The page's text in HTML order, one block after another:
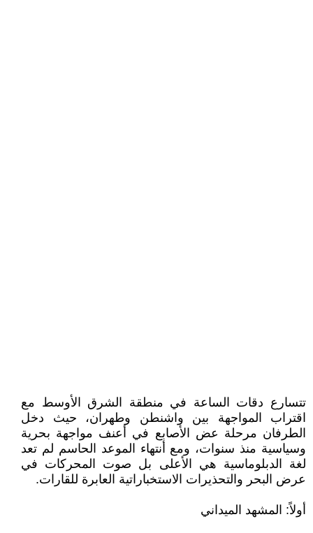
تتسارع دقات الساعة في منطقة الشرق الأوسط مع
اقتراب المواجهة بين واشنطن وطهران، حيث دخل
الطرفان مرحلة عض الأصابع في أعنف مواجهة بحرية
وسياسية منذ سنوات، ومع أنتهاء الموعد الحاسم لم تعد
لغة الدبلوماسية هي الأعلى بل صوت المحركات في
عرض البحر والتحذيرات الاستخباراتية العابرة للقارات.
​أولاً: المشهد الميداني